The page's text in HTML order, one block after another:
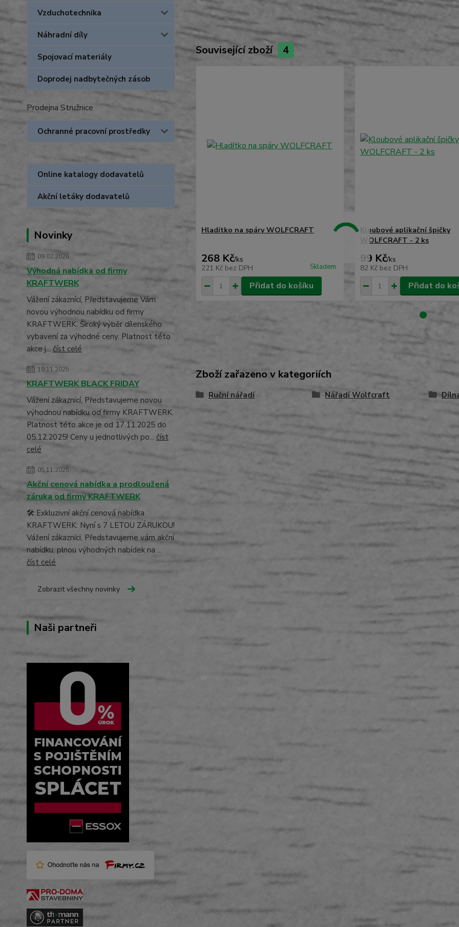
Vzduchotechnika
Náhradní díly
Spojovací materiály
Doprodej nadbytečných zásob
Prodejna Stružnice
Ochranné pracovní prostředky
Online katalogy dodavatelů
Akční letáky dodavatelů
Novinky
09.02.2026
Výhodná nabídka od firmy
KRAFTWERK
Vážení zákaznící, Představujeme Vám
novou výhodnou nabídku od firmy
KRAFTWERK. Široký výběr dílenského
vybavení za výhodné ceny. Platnost této
akce j... číst celé
19.11.2025
KRAFTWERK BLACK FRIDAY
Vážení zákaznící, Představujeme novou
výhodnou nabídku od firmy KRAFTWERK.
Platnost této akce je od 17.11.2025 do
05.12.2025! Ceny u jednotlivých po... číst
celé
05.11.2025
Akční cenová nabídka a prodloužená
záruka od firmy KRAFTWERK
🛠️ Exkluzivní akční cenová nabídka
KRAFTWERK: Nyní s 7 LETOU ZÁRUKOU!
Vážení zákazníci, Představujeme vám akční
nabídku, plnou výhodných nabídek na ...
číst celé
Zobrazit všechny novinky
Naši partneři
Související zboží 4
Hladítko na spáry WOLFCRAFT
268 Kč/ks
221 Kč bez DPH Skladem
Přidat do košíku
Kloubové aplikační špičky
WOLFCRAFT - 2 ks
99 Kč/ks
82 Kč bez DPH
Přidat do
Zboží zařazeno v kategoriích
Ruční nářadí Nářadí Wolfcraft